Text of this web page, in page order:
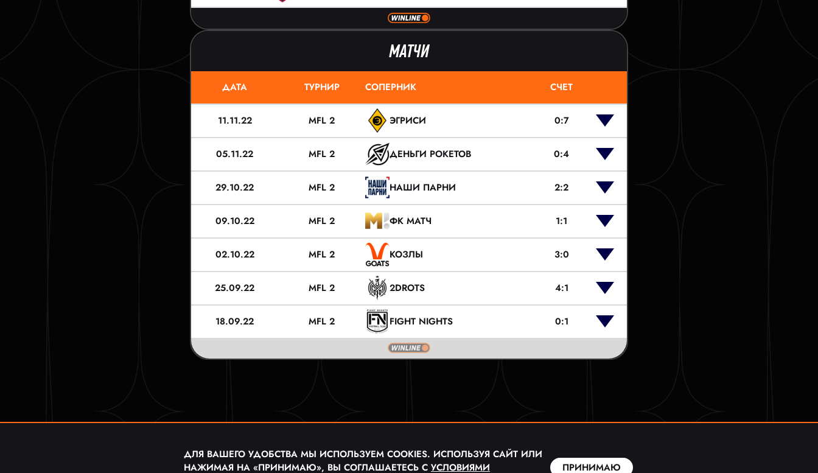
МАТЧИ
ДАТА ТУРНИР СОПЕРНИК СЧЕТ
11.11.22 MFL 2 ЭГРИСИ 0:7
05.11.22 MFL 2 ДЕНЬГИ РОКЕТОВ 0:4
29.10.22 MFL 2 НАШИ ПАРНИ 2:2
09.10.22 MFL 2 ФК МАТЧ 1:1
02.10.22 MFL 2 КОЗЛЫ 3:0
25.09.22 MFL 2 2DROTS 4:1
18.09.22 MFL 2 FIGHT NIGHTS 0:1
ДЛЯ ВАШЕГО УДОБСТВА МЫ ИСПОЛЬЗУЕМ COOKIES. ИСПОЛЬЗУЯ САЙТ ИЛИ
НАЖИМАЯ НА «ПРИНИМАЮ», ВЫ СОГЛАШАЕТЕСЬ С УСЛОВИЯМИ ПРИНИМАЮ